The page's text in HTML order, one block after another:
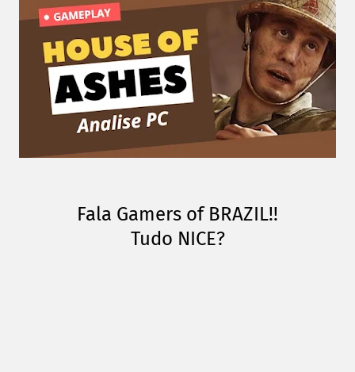
Fala Gamers of BRAZIL!!
Tudo NICE?